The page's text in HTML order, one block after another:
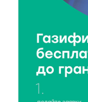
Голубев
сентября
6 Авг 2026 15:01
От Твери до
Владимира